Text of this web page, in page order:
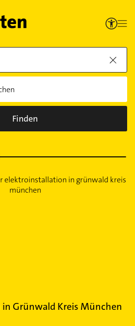
Finden
in Grünwald Kreis München